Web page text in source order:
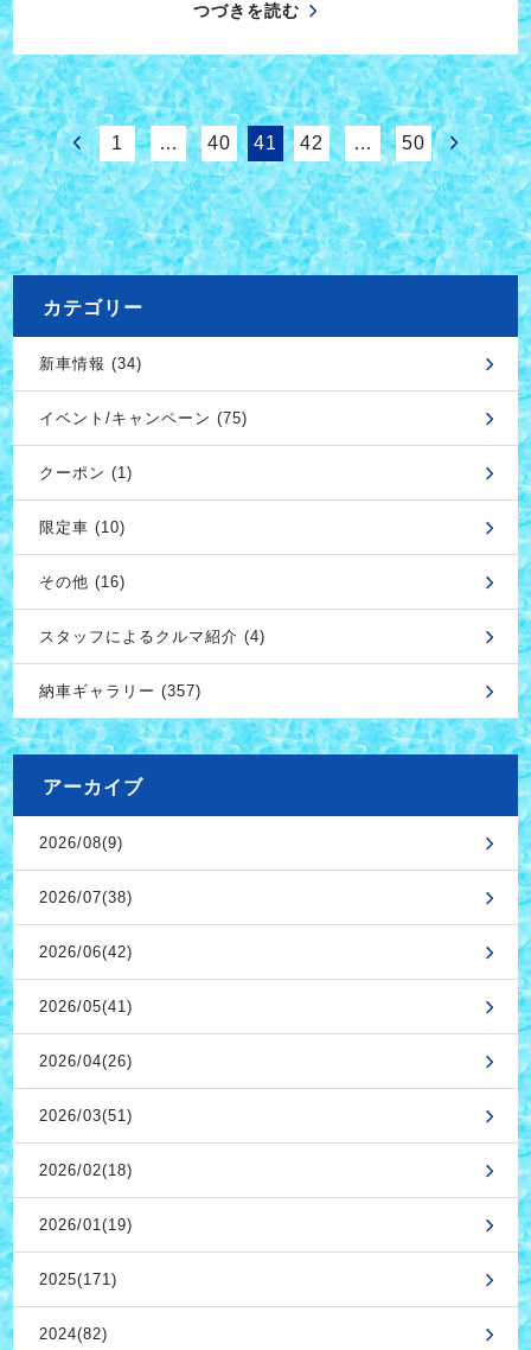
つづきを読む
1 … 40 41 42 … 50
カテゴリー
新車情報 (34)
イベント/キャンペーン (75)
クーポン (1)
限定車 (10)
その他 (16)
スタッフによるクルマ紹介 (4)
納車ギャラリー (357)
アーカイブ
2026/08(9)
2026/07(38)
2026/06(42)
2026/05(41)
2026/04(26)
2026/03(51)
2026/02(18)
2026/01(19)
2025(171)
2024(82)